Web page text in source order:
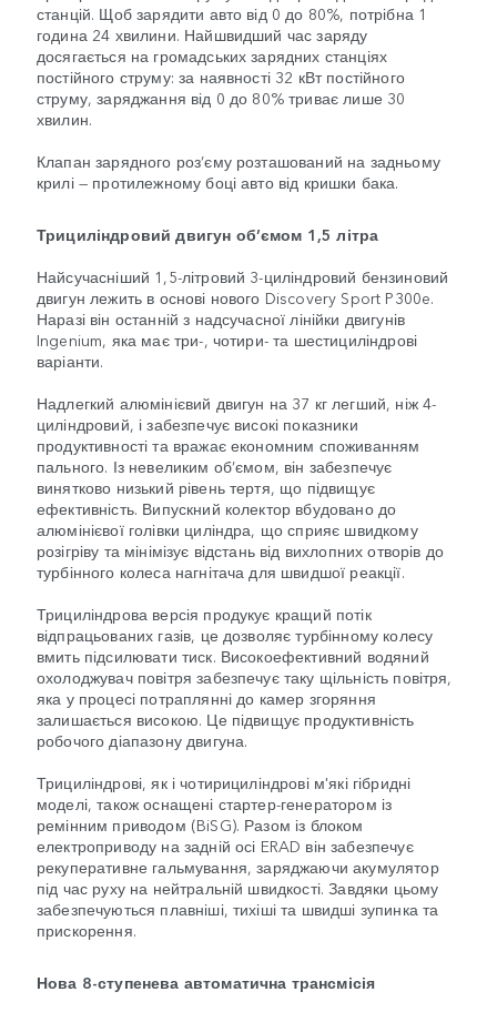
станцій. Щоб зарядити авто від 0 до 80%, потрібна 1
година 24 хвилини. Найшвидший час заряду
досягається на громадських зарядних станціях
постійного струму: за наявності 32 кВт постійного
струму, заряджання від 0 до 80% триває лише 30
хвилин.
Клапан зарядного роз’єму розташований на задньому
крилі — протилежному боці авто від кришки бака.
Трициліндровий двигун об’ємом 1,5 літра
Найсучасніший 1,5-літровий 3-циліндровий бензиновий
двигун лежить в основі нового Discovery Sport P300e.
Наразі він останній з надсучасної лінійки двигунів
Ingenium, яка має три-, чотири- та шестициліндрові
варіанти.
Надлегкий алюмінієвий двигун на 37 кг легший, ніж 4-
циліндровий, і забезпечує високі показники
продуктивності та вражає економним споживанням
пального. Із невеликим об’ємом, він забезпечує
винятково низький рівень тертя, що підвищує
ефективність. Випускний колектор вбудовано до
алюмінієвої голівки циліндра, що сприяє швидкому
розігріву та мінімізує відстань від вихлопних отворів до
турбінного колеса нагнітача для швидшої реакції.
Трициліндрова версія продукує кращий потік
відпрацьованих газів, це дозволяє турбінному колесу
вмить підсилювати тиск. Високоефективний водяний
охолоджувач повітря забезпечує таку щільність повітря,
яка у процесі потраплянні до камер згоряння
залишається високою. Це підвищує продуктивність
робочого діапазону двигуна.
Трициліндрові, як і чотирициліндрові м'які гібридні
моделі, також оснащені стартер-генератором із
ремінним приводом (BiSG). Разом із блоком
електроприводу на задній осі ERAD він забезпечує
рекуперативне гальмування, заряджаючи акумулятор
під час руху на нейтральній швидкості. Завдяки цьому
забезпечуються плавніші, тихіші та швидші зупинка та
прискорення.
Нова 8-ступенева автоматична трансмісія